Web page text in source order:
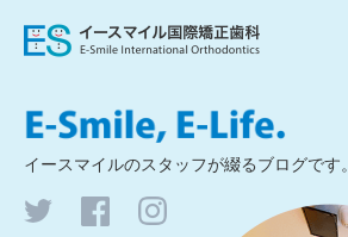
イースマイルのスタッフが綴るブログです。